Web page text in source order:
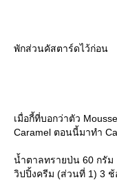
พักส่วนคัสตาร์ดไว้ก่อน
เมื่อกี้ที่บอกว่าตัว
Caramel ตอนนี้มาทำ
น้ำตาลทรายป่น 60 กรัม
วิปปิ้งครีม (ส่วนที่ 1) 3 ช้